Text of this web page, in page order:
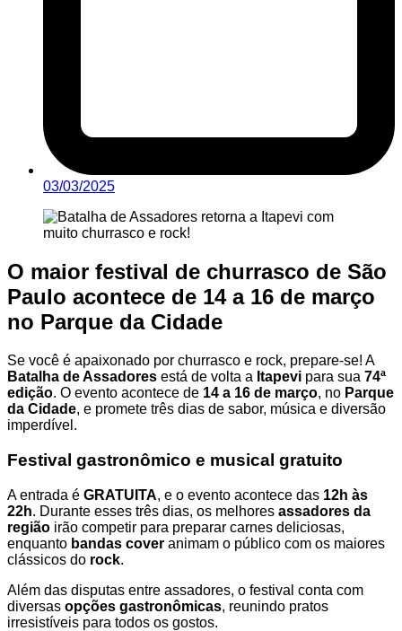
03/03/2025
O maior festival de churrasco de São
Paulo acontece de 14 a 16 de março
no Parque da Cidade
Se você é apaixonado por churrasco e rock, prepare-se! A
Batalha de Assadores está de volta a Itapevi para sua 74ª
edição. O evento acontece de 14 a 16 de março, no Parque
da Cidade, e promete três dias de sabor, música e diversão
imperdível.
Festival gastronômico e musical gratuito
A entrada é GRATUITA, e o evento acontece das 12h às
22h. Durante esses três dias, os melhores assadores da
região irão competir para preparar carnes deliciosas,
enquanto bandas cover animam o público com os maiores
clássicos do rock.
Além das disputas entre assadores, o festival conta com
diversas opções gastronômicas, reunindo pratos
irresistíveis para todos os gostos.